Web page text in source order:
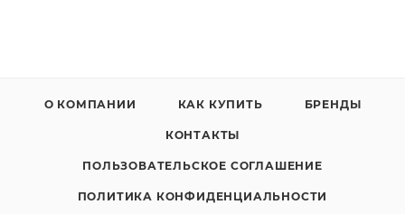
О КОМПАНИИ КАК КУПИТЬ БРЕНДЫ
КОНТАКТЫ
ПОЛЬЗОВАТЕЛЬСКОЕ СОГЛАШЕНИЕ
ПОЛИТИКА КОНФИДЕНЦИАЛЬНОСТИ